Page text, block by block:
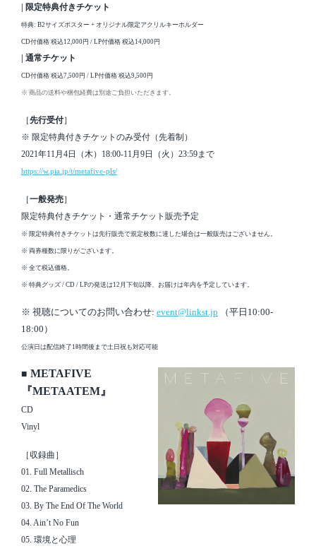
| 限定特典付きチケット
特典: B2サイズポスター + オリジナル限定アクリルキーホルダー
CD付価格 税込12,000円 / LP付価格 税込14,000円
| 通常チケット
CD付価格 税込7,500円 / LP付価格 税込9,500円
※ 商品の送料や梱包経費は別途ご負担いただきます。
［先行受付］
※ 限定特典付きチケットのみ受付（先着制）
2021年11月4日（木）18:00-11月9日（火）23:59まで
https://w.pia.jp/t/metafive-pls/
［一般発売］
限定特典付きチケット・通常チケット販売予定
※ 限定特典付きチケットは先行販売で規定枚数に達した場合は一般販売はございません。
※ 両券種数に限りがございます。
※ 全て税込価格。
※ 特典グッズ / CD / LPの発送は12月下旬以降、お届けは年内を予定しています。
※ 視聴についてのお問い合わせ: event@linkst.jp （平日10:00-
18:00）
公演日は配信終了1時間後まで土日祝も対応可能
■ METAFIVE
『METAATEM』
CD
Vinyl
［収録曲］
01. Full Metallisch
02. The Paramedics
03. By The End Of The World
04. Ain’t No Fun
05. 環境と心理